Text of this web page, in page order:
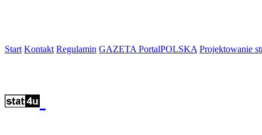
Start Kontakt Regulamin GAZETA PortalPOLSKA Projektowanie